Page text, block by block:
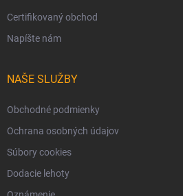
Certifikovaný obchod
Napíšte nám
NAŠE SLUŽBY
Obchodné podmienky
Ochrana osobných údajov
Súbory cookies
Dodacie lehoty